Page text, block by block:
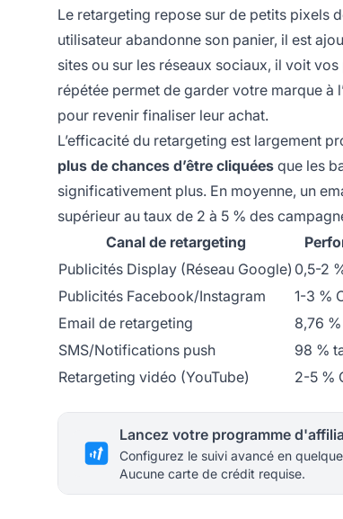
Le retargeting repose sur de petits pixels
utilisateur abandonne son panier, il est
sites ou sur les réseaux sociaux, il voit
répétée permet de garder votre marque à
pour revenir finaliser leur achat.
L’efficacité du retargeting est largement
plus de chances d’être cliquées que les
significativement plus. En moyenne, un
supérieur au taux de 2 à 5 % des
Canal de retargeting
Publicités Display (Réseau Google) 0,5-2
Publicités Facebook/Instagram
1-3 %
Email de retargeting
8,76
SMS/Notifications push
98 %
Retargeting vidéo (YouTube)
2-5 %
Configurez le suivi avancé en
Aucune carte de crédit requise.